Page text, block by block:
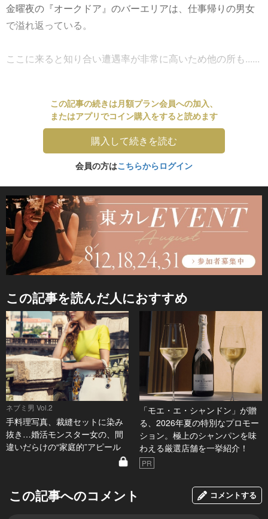
金曜夜の『オークドア』のバーエリアは、仕事帰りの男女
で溢れ返っている。
ここに来ると知り合い遭遇率が非常に高いため他の所も......
この記事の続きは月額プラン会員への加入、
またはアプリでコイン購入をすると読めます
購入して続きを読む
会員の方はこちらからログイン
この記事を読んだ人におすすめ
ネブミ男 Vol.2
手料理写真、裁縫セットに染み
抜き…婚活モンスター女の、間
違いだらけの“家庭的”アピール
「モエ・エ・シャンドン」が贈
る、2026年夏の特別なプロモー
ション。極上のシャンパンを味
わえる厳選店舗を一挙紹介！
PR
この記事へのコメント コメントする